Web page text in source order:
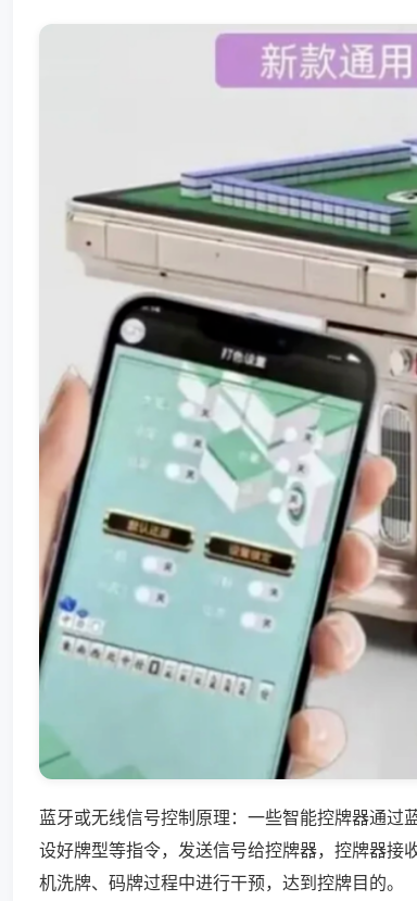
蓝牙或无线信号控制原理：一些智能控牌器通过
设好牌型等指令，发送信号给控牌器，控牌器接
机洗牌、码牌过程中进行干预，达到控牌目的。